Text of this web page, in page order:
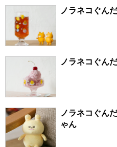
ノラネコぐん
ゃん